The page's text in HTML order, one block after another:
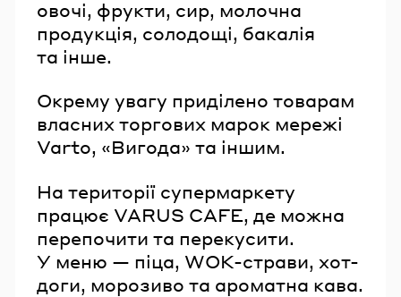
овочі, фрукти, сир, молочна
продукція, солодощі, бакалія
та інше.
Окрему увагу приділено товарам
власних торгових марок мережі
Varto, «Вигода» та іншим.
На території супермаркету
працює VARUS CAFE, де можна
перепочити та перекусити.
У меню — піца, WOK-страви, хот-
доги, морозиво та ароматна кава.